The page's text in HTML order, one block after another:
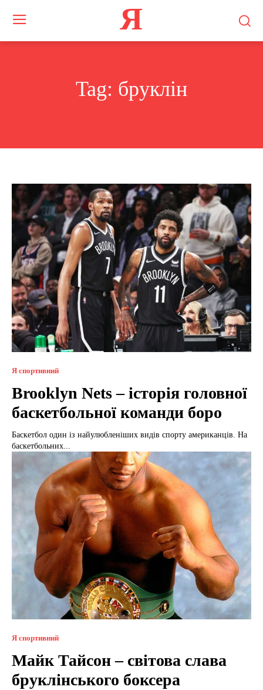
Я
Tag: бруклін
Я спортивний
Brooklyn Nets – історія головної
баскетбольної команди боро
Баскетбол один із найулюбленіших видів спорту американців. На
баскетбольних...
Я спортивний
Майк Тайсон – світова слава
бруклінського боксера